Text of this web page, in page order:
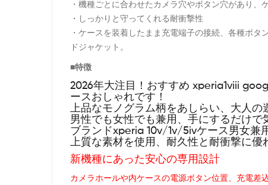
・機種ごとに合わせたカメラ穴やボタン穴があり、
・しっかりと守ってくれる耐衝撃性
・ケースを装着したまま充電端子の接続、各種ボ
ドジャケット。
■特徴
2026年大注目！おすすめ xperia1viii
ースおしゃれです！
上品なモノグラム柄をあしらい、大人の
男性でも女性でも兼用、手にするだけ
ブランドxperia 10v/1v/5ivケース男女兼
上質な素材を使用、耐久性と耐衝撃に優
新機種にあった安心の専用設計
カメラホールや内ケースの電源ボタン位置、充電差